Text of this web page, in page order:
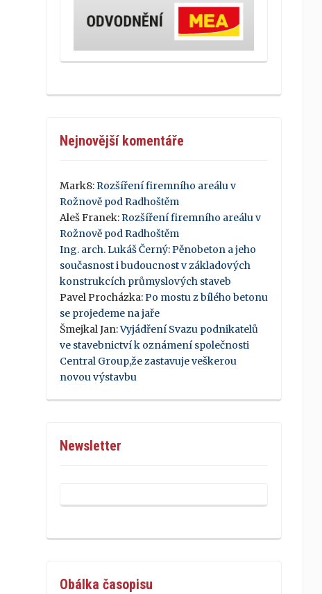
Nejnovější komentáře
Mark8:Rozšíření firemního areálu v
Rožnově pod Radhoštěm
Aleš Franek:Rozšíření firemního areálu v
Rožnově pod Radhoštěm
Ing. arch. Lukáš Černý:Pěnobeton a jeho
současnost i budoucnost v základových
konstrukcích průmyslových staveb
Pavel Procházka:Po mostu z bílého betonu
se projedeme na jaře
Šmejkal Jan:Vyjádření Svazu podnikatelů
ve stavebnictví k oznámení společnosti
Central Group,že zastavuje veškerou
novou výstavbu
Newsletter
Obálka časopisu